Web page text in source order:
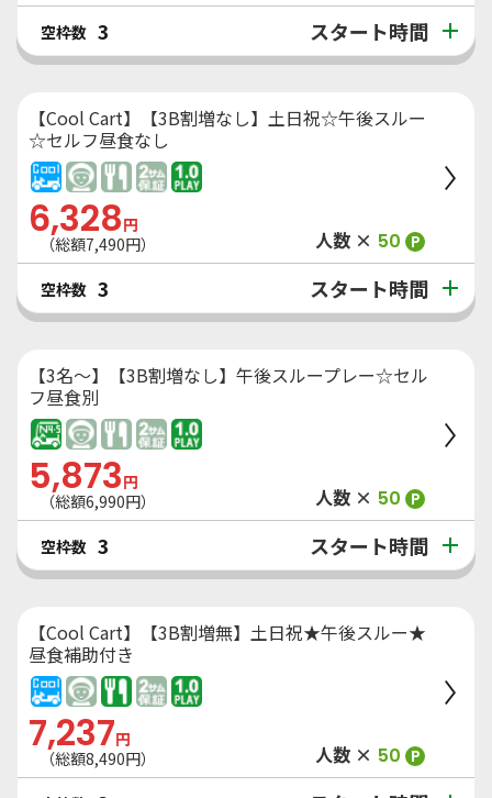
空枠数 3 スタート時間
【Cool Cart】【3B割増なし】土日祝☆午後スルー
☆セルフ昼食なし
6,328円
（総額7,490円） 人数 × 50 P
空枠数 3 スタート時間
【3名～】【3B割増なし】午後スループレー☆セル
フ昼食別
5,873円
（総額6,990円） 人数 × 50 P
空枠数 3 スタート時間
【Cool Cart】【3B割増無】土日祝★午後スルー★
昼食補助付き
7,237円
（総額8,490円） 人数 × 50 P